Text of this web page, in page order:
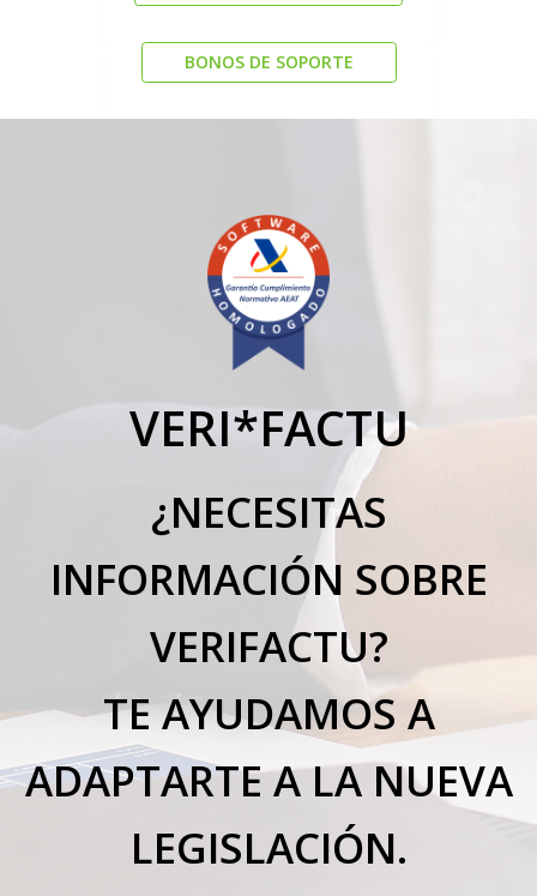
BONOS DE SOPORTE
VERI*FACTU
¿NECESITAS
INFORMACIÓN SOBRE
VERIFACTU?
TE AYUDAMOS A
ADAPTARTE A LA NUEVA
LEGISLACIÓN.